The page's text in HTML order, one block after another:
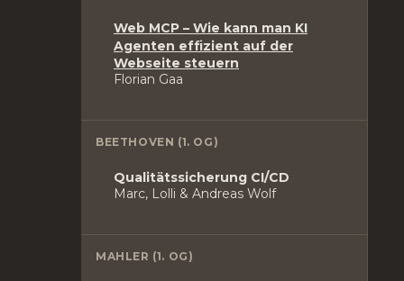
Web MCP – Wie kann man KI
Agenten effizient auf der
Webseite steuern
Florian Gaa
BEETHOVEN (1. OG)
Qualitätssicherung CI/CD
Marc, Lolli & Andreas Wolf
MAHLER (1. OG)